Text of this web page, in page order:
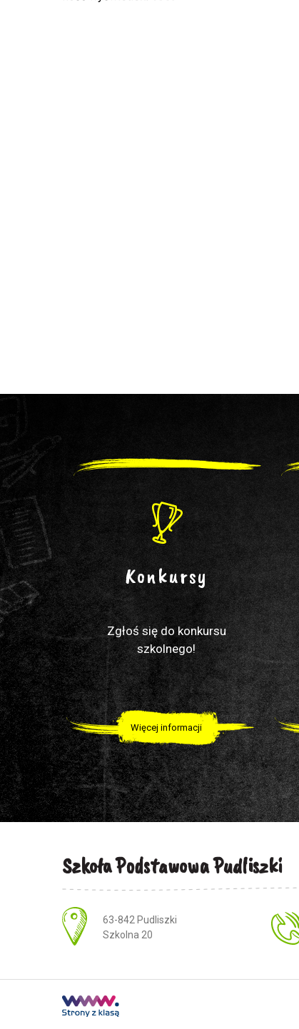
Konkursy
Zgłoś się do konkursu
szkolnego!
Więcej informacji
Szkoła Podstawowa Pudliszki
Adres pocztowy:
63-842 Pudliszki
Szkolna 20